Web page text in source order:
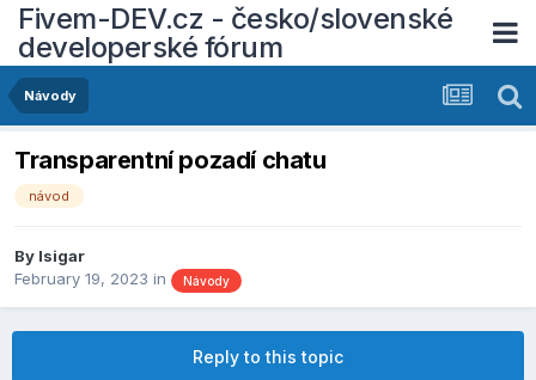
Fivem-DEV.cz - česko/slovenské
developerské fórum
Návody
Transparentní pozadí chatu
návod
By Isigar
February 19, 2023 in Návody
Reply to this topic